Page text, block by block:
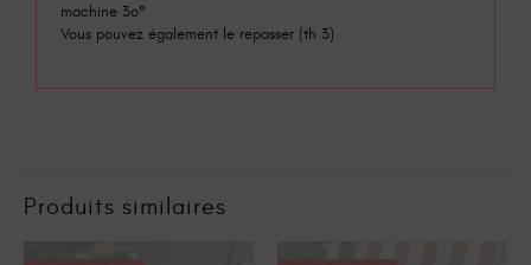
machine 3o°
Vous pouvez également le repasser (th 3)
Produits similaires